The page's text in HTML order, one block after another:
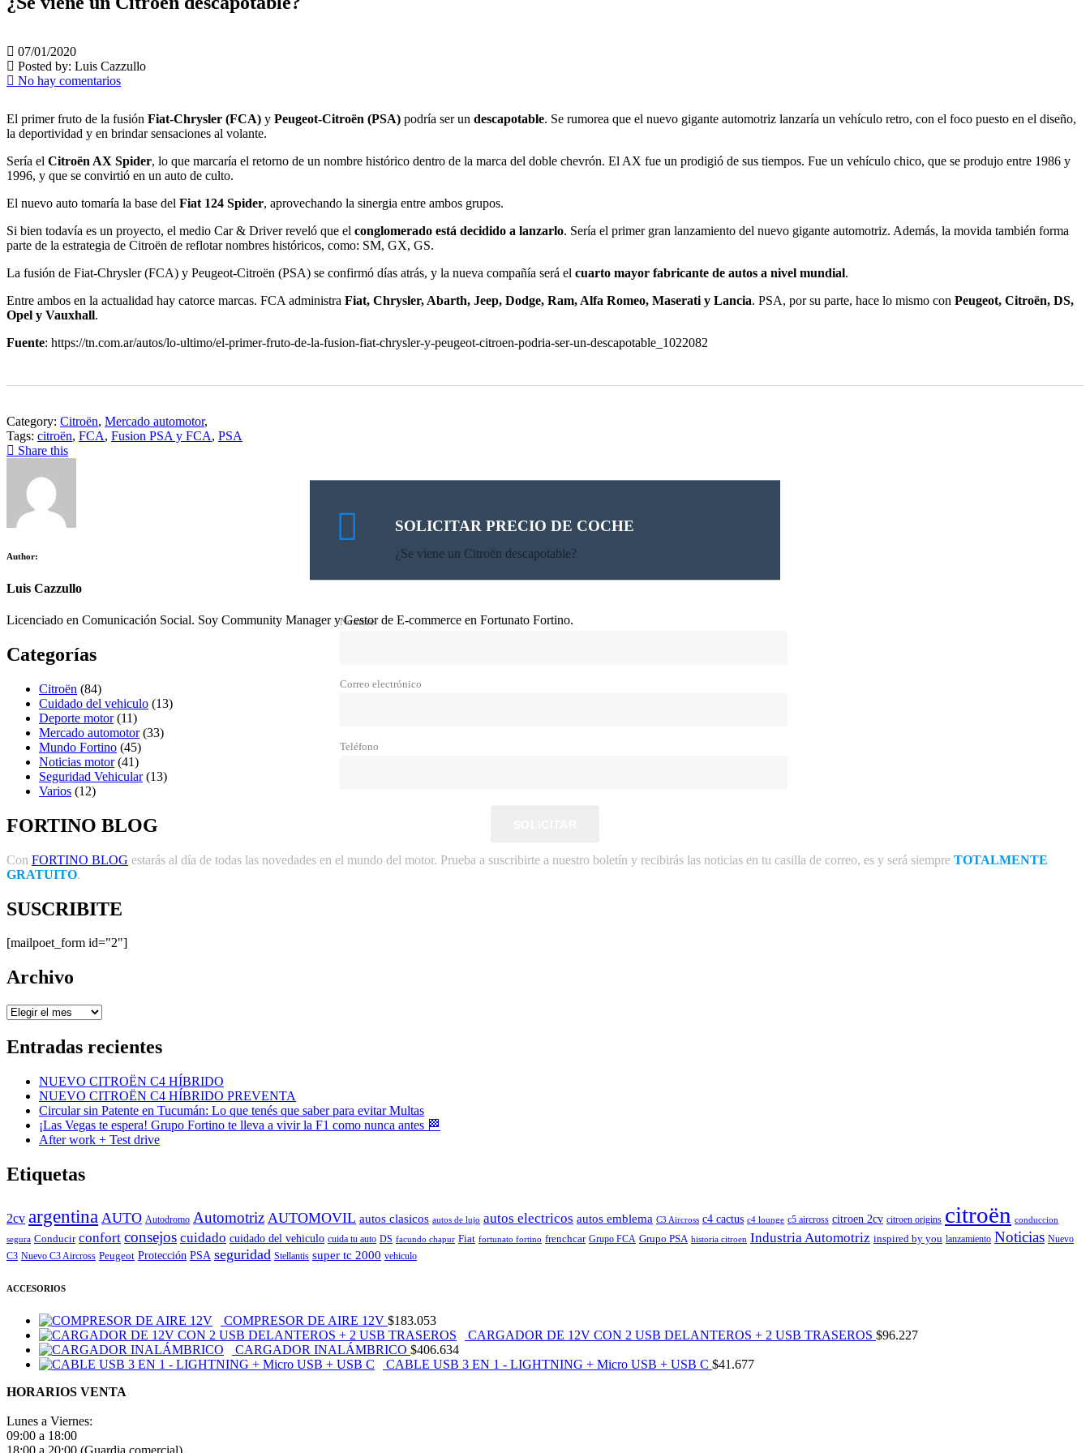
07/01/2020
Posted by: Luis Cazzullo
No hay comentarios
El primer fruto de la fusión Fiat-Chrysler (FCA) y Peugeot-Citroën (PSA) podría ser un descapotable. Se rumorea que el nuevo gigante automotriz lanzaría un vehículo retro, con el foco puesto en el diseño,
la deportividad y en brindar sensaciones al volante.
Sería el Citroën AX Spider, lo que marcaría el retorno de un nombre histórico dentro de la marca del doble chevrón. El AX fue un prodigió de sus tiempos. Fue un vehículo chico, que se produjo entre 1986 y
1996, y que se convirtió en un auto de culto.
El nuevo auto tomaría la base del Fiat 124 Spider, aprovechando la sinergia entre ambos grupos.
Si bien todavía es un proyecto, el medio Car & Driver reveló que el conglomerado está decidido a lanzarlo. Sería el primer gran lanzamiento del nuevo gigante automotriz. Además, la movida también forma
parte de la estrategia de Citroën de reflotar nombres históricos, como: SM, GX, GS.
La fusión de Fiat-Chrysler (FCA) y Peugeot-Citroën (PSA) se confirmó días atrás, y la nueva compañía será el cuarto mayor fabricante de autos a nivel mundial.
Entre ambos en la actualidad hay catorce marcas. FCA administra Fiat, Chrysler, Abarth, Jeep, Dodge, Ram, Alfa Romeo, Maserati y Lancia. PSA, por su parte, hace lo mismo con Peugeot, Citroën, DS,
Opel y Vauxhall.
Fuente: https://tn.com.ar/autos/lo-ultimo/el-primer-fruto-de-la-fusion-fiat-chrysler-y-peugeot-citroen-podria-ser-un-descapotable_1022082
Category: Citroën, Mercado automotor,
Tags: citroën, FCA, Fusion PSA y FCA, PSA
Share this
Author:
Luis Cazzullo
Licenciado en Comunicación Social. Soy Community Manager y Gestor de E-commerce en Fortunato Fortino.
Categorías
Citroën (84)
Cuidado del vehiculo (13)
Deporte motor(11)
Mercado automotor(33)
Mundo Fortino (45)
Noticias motor(41)
Seguridad Vehicular(13)
Varios (12)
FORTINO BLOG
Con FORTINO BLOG estarás al día de todas las novedades en el mundo del motor. Prueba a suscribirte a nuestro boletín y recibirás las noticias en tu casilla de correo, es y será siempre TOTALMENTE
GRATUITO.
SUSCRIBITE
[mailpoet_form id="2"]
Archivo
Archivo
Entradas recientes
NUEVO CITROËN C4 HÍBRIDO
NUEVO CITROËN C4 HÍBRIDO PREVENTA
Circular sin Patente en Tucumán: Lo que tenés que saber para evitar Multas
¡Las Vegas te espera! Grupo Fortino te lleva a vivir la F1 como nunca antes 🏁
After work + Test drive
Etiquetas
2cv argentina AUTO Autodromo Automotriz AUTOMOVIL autos clasicos autos de lujo autos electricos autos emblema C3 Aircross c4 cactus c4 lounge c5 aircross citroen 2cv citroen origins citroën conduccion
segura Conducir confort consejos cuidado cuidado del vehiculo cuida tu auto DS facundo chapur Fiat fortunato fortino frenchcar Grupo FCA Grupo PSA historia citroen Industria Automotriz inspired by you lanzamiento Noticias Nuevo
C3 Nuevo C3 Aircross Peugeot Protección PSA seguridad Stellantis super tc 2000 vehiculo
ACCESORIOS
COMPRESOR DE AIRE 12V $183.053
CARGADOR DE 12V CON 2 USB DELANTEROS + 2 USB TRASEROS $96.227
CARGADOR INALÁMBRICO $406.634
CABLE USB 3 EN 1 - LIGHTNING + Micro USB + USB C $41.677
HORARIOS VENTA
Lunes a Viernes:
09:00 a 18:00
18:00 a 20:00 (Guardia comercial)
SOLICITAR PRECIO DE COCHE
¿Se viene un Citroën descapotable?
Nombre
Correo electrónico
Teléfono